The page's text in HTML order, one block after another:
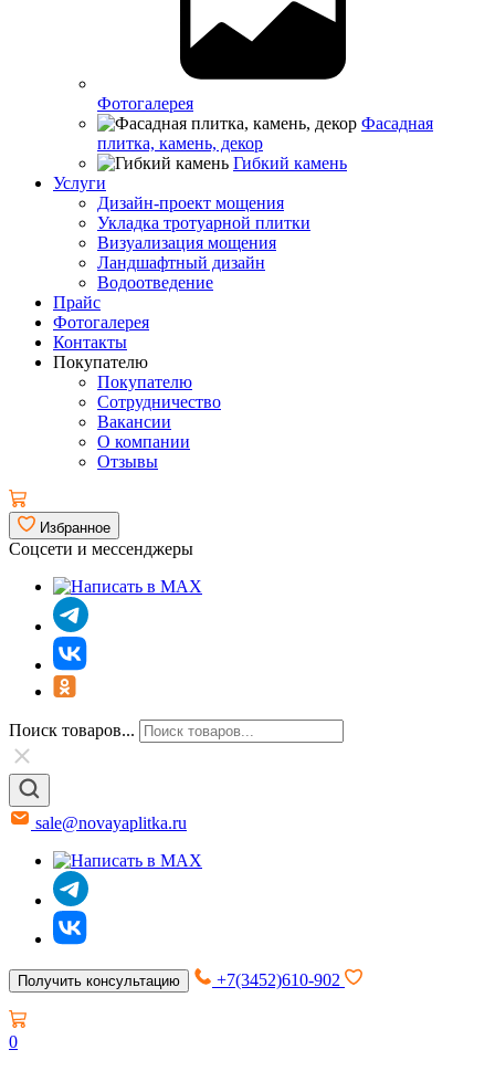
Фотогалерея
Фасадная
плитка, камень, декор
Гибкий камень
Услуги
Дизайн-проект мощения
Укладка тротуарной плитки
Визуализация мощения
Ландшафтный дизайн
Водоотведение
Прайс
Фотогалерея
Контакты
Покупателю
Покупателю
Сотрудничество
Вакансии
О компании
Отзывы
Избранное
Соцсети и мессенджеры
Поиск товаров...
sale@novayaplitka.ru
Получить консультацию +7(3452)610-902
0